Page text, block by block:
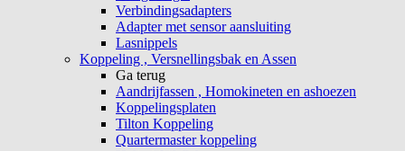
Verbindingsadapters
Adapter met sensor aansluiting
Lasnippels
Koppeling , Versnellingsbak en Assen
Ga terug
Aandrijfassen , Homokineten en ashoezen
Koppelingsplaten
Tilton Koppeling
Quartermaster koppeling